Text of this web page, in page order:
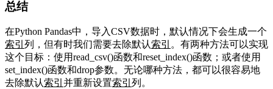
总结
在Python Pandas中，导入CSV数据时，默认情况下会生成一个
索引 列，但有时我们需要去除默认索引 。有两种方法可以实现
这个目标：使用read_csv()函数和reset_index()函数；或者使用
set_index()函数和drop参数。无论哪种方法，都可以很容易地
去除默认索引 并重新设置索引 列。